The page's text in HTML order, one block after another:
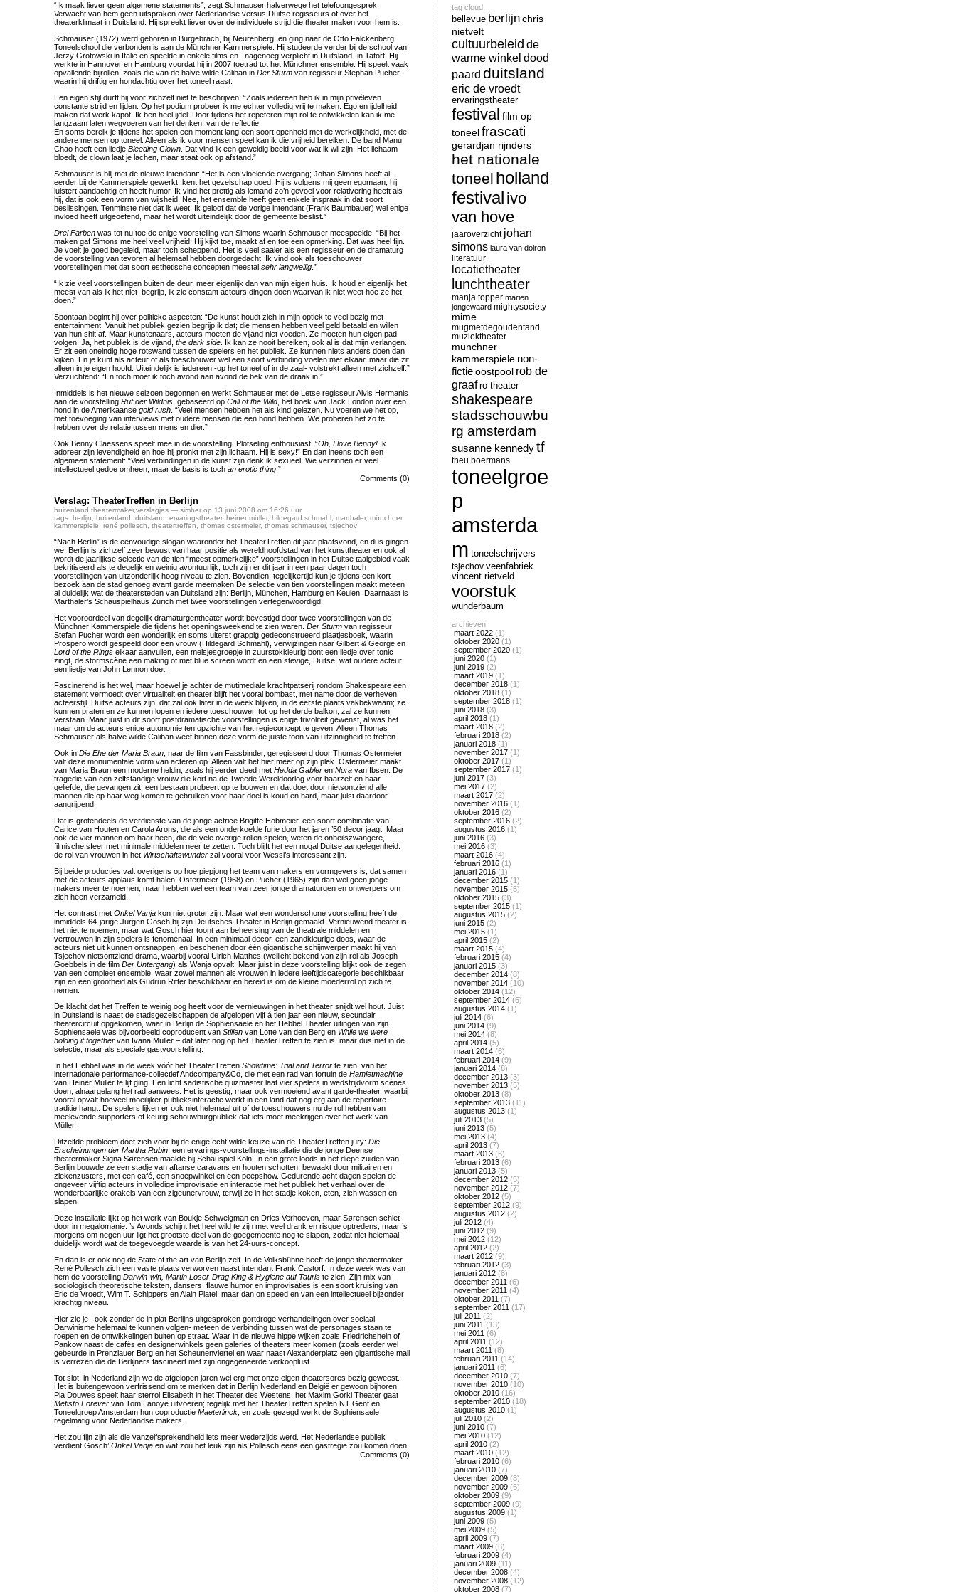
“Ik maak liever geen algemene statements”, zegt Schmauser halverwege het telefoongesprek.
Verwacht van hem geen uitspraken over Nederlandse versus Duitse regisseurs of over het
theaterklimaat in Duitsland. Hij spreekt liever over de individuele strijd die theater maken voor hem is.
Schmauser (1972) werd geboren in Burgebrach, bij Neurenberg, en ging naar de Otto Falckenberg
Toneelschool die verbonden is aan de Münchner Kammerspiele. Hij studeerde verder bij de school van
Jerzy Grotowski in Italië en speelde in enkele films en –nagenoeg verplicht in Duitsland- in Tatort. Hij
werkte in Hannover en Hamburg voordat hij in 2007 toetrad tot het Münchner ensemble. Hij speelt vaak
opvallende bijrollen, zoals die van de halve wilde Caliban in Der Sturm van regisseur Stephan Pucher,
waarin hij driftig en hondachtig over het toneel raast.
Een eigen stijl durft hij voor zichzelf niet te beschrijven: “Zoals iedereen heb ik in mijn privéleven
constante strijd en lijden. Op het podium probeer ik me echter volledig vrij te maken. Ego en ijdelheid
maken dat werk kapot. Ik ben heel ijdel. Door tijdens het repeteren mijn rol te ontwikkelen kan ik me
langzaam laten wegvoeren van het denken, van de reflectie.
En soms bereik je tijdens het spelen een moment lang een soort openheid met de werkelijkheid, met de
andere mensen op toneel. Alleen als ik voor mensen speel kan ik die vrijheid bereiken. De band Manu
Chao heeft een liedje Bleeding Clown . Dat vind ik een geweldig beeld voor wat ik wil zijn. Het lichaam
bloedt, de clown laat je lachen, maar staat ook op afstand.”
Schmauser is blij met de nieuwe intendant: “Het is een vloeiende overgang; Johan Simons heeft al
eerder bij de Kammerspiele gewerkt, kent het gezelschap goed. Hij is volgens mij geen egomaan, hij
luistert aandachtig en heeft humor. Ik vind het prettig als iemand zo’n gevoel voor relativering heeft als
hij, dat is ook een vorm van wijsheid. Nee, het ensemble heeft geen enkele inspraak in dat soort
beslissingen. Tenminste niet dat ik weet. Ik geloof dat de vorige intendant (Frank Baumbauer) wel enige
invloed heeft uitgeoefend, maar het wordt uiteindelijk door de gemeente beslist.”
Drei Farben was tot nu toe de enige voorstelling van Simons waarin Schmauser meespeelde. “Bij het
maken gaf Simons me heel veel vrijheid. Hij kijkt toe, maakt af en toe een opmerking. Dat was heel fijn.
Je voelt je goed begeleid, maar toch scheppend. Het is veel saaier als een regisseur en de dramaturg
de voorstelling van tevoren al helemaal hebben doorgedacht. Ik vind ook als toeschouwer
voorstellingen met dat soort esthetische concepten meestal sehr langweilig .”
“Ik zie veel voorstellingen buiten de deur, meer eigenlijk dan van mijn eigen huis. Ik houd er eigenlijk het
meest van als ik het niet begrijp, ik zie constant acteurs dingen doen waarvan ik niet weet hoe ze het
doen.”
Spontaan begint hij over politieke aspecten: “De kunst houdt zich in mijn optiek te veel bezig met
entertainment. Vanuit het publiek gezien begrijp ik dat; die mensen hebben veel geld betaald en willen
van hun shit af. Maar kunstenaars, acteurs moeten de vijand niet voeden. Ze moeten hun eigen pad
volgen. Ja, het publiek is de vijand, the dark side . Ik kan ze nooit bereiken, ook al is dat mijn verlangen.
Er zit een oneindig hoge rotswand tussen de spelers en het publiek. Ze kunnen niets anders doen dan
kijken. En je kunt als acteur of als toeschouwer wel een soort verbinding voelen met elkaar, maar die zit
alleen in je eigen hoofd. Uiteindelijk is iedereen -op het toneel of in de zaal- volstrekt alleen met zichzelf.”
Verzuchtend: “En toch moet ik toch avond aan avond de bek van de draak in.”
Inmiddels is het nieuwe seizoen begonnen en werkt Schmauser met de Letse regisseur Alvis Hermanis
aan de voorstelling Ruf der Wildnis , gebaseerd op Call of the Wild, het boek van Jack London over een
hond in de Amerikaanse gold rush . “Veel mensen hebben het als kind gelezen. Nu voeren we het op,
met toevoeging van interviews met oudere mensen die een hond hebben. We proberen het zo te
hebben over de relatie tussen mens en dier.”
Ook Benny Claessens speelt mee in de voorstelling. Plotseling enthousiast: “Oh, I love Benny! Ik
adoreer zijn levendigheid en hoe hij pronkt met zijn lichaam. Hij is sexy!” En dan ineens toch een
algemeen statement: “Veel verbindingen in de kunst zijn denk ik sexueel. We verzinnen er veel
intellectueel gedoe omheen, maar de basis is toch an erotic thing .”
Comments (0)
Verslag: TheaterTreffen in Berlijn
buitenland theatermaker,verslagjes — simber op 13 juni 2008 om 16:26 uur
tags: berlijn buitenland duitsland ervaringstheater, heiner müller, hildegard schmahl marthaler, münchner
kammerspiele
rené pollesch theatertreffen thomas ostermeier, thomas schmauser, tsjechov
“Nach Berlin” is de eenvoudige slogan waaronder het TheaterTreffen dit jaar plaatsvond, en dus gingen
we. Berlijn is zichzelf zeer bewust van haar positie als wereldhoofdstad van het kunsttheater en ook al
wordt de jaarlijkse selectie van de tien “meest opmerkelijke” voorstellingen in het Duitse taalgebied vaak
bekritiseerd als te degelijk en weinig avontuurlijk, toch zijn er dit jaar in een paar dagen toch
voorstellingen van uitzonderlijk hoog niveau te zien. Bovendien: tegelijkertijd kun je tijdens een kort
bezoek aan de stad genoeg avant garde meemaken.De selectie van tien voorstellingen maakt meteen
al duidelijk wat de theatersteden van Duitsland zijn: Berlijn, München, Hamburg en Keulen. Daarnaast is
Marthaler’s Schauspielhaus Zürich met twee voorstellingen vertegenwoordigd.
Het vooroordeel van degelijk dramaturgentheater wordt bevestigd door twee voorstellingen van de
Münchner Kammerspiele die tijdens het openingsweekend te zien waren. Der Sturm van regisseur
Stefan Pucher wordt een wonderlijk en soms uiterst grappig gedeconstrueerd plaatjesboek, waarin
Prospero wordt gespeeld door een vrouw (Hildegard Schmahl), verwijzingen naar Gilbert & George en
Lord of the Rings elkaar aanvullen, een meisjesgroepje in zuurstokkleurig bont een liedje over tonic
zingt, de stormscène een making of met blue screen wordt en een stevige, Duitse, wat oudere acteur
een liedje van John Lennon doet.
Fascinerend is het wel, maar hoewel je achter de mutimediale krachtpatserij rondom Shakespeare een
statement vermoedt over virtualiteit en theater blijft het vooral bombast, met name door de verheven
acteerstijl. Duitse acteurs zijn, dat zal ook later in de week blijken, in de eerste plaats vakbekwaam; ze
kunnen praten en ze kunnen lopen en iedere toeschouwer, tot op het derde balkon, zal ze kunnen
verstaan. Maar juist in dit soort postdramatische voorstellingen is enige frivoliteit gewenst, al was het
maar om de acteurs enige autonomie ten opzichte van het regieconcept te geven. Alleen Thomas
Schmauser als halve wilde Caliban weet binnen deze vorm de juiste toon van uitzinnigheid te treffen.
Ook in Die Ehe der Maria Braun , naar de film van Fassbinder, geregisseerd door Thomas Ostermeier
valt deze monumentale vorm van acteren op. Alleen valt het hier meer op zijn plek. Ostermeier maakt
van Maria Braun een moderne heldin, zoals hij eerder deed met Hedda Gabler en Nora van Ibsen. De
tragedie van een zelfstandige vrouw die kort na de Tweede Wereldoorlog voor haarzelf en haar
geliefde, die gevangen zit, een bestaan probeert op te bouwen en dat doet door nietsontziend alle
mannen die op haar weg komen te gebruiken voor haar doel is koud en hard, maar juist daardoor
aangrijpend.
Dat is grotendeels de verdienste van de jonge actrice Brigitte Hobmeier, een soort combinatie van
Carice van Houten en Carola Arons, die als een onderkoelde furie door het jaren ’50 decor jaagt. Maar
ook de vier mannen om haar heen, die de vele overige rollen spelen, weten de onheilszwangere,
filmische sfeer met minimale middelen neer te zetten. Toch blijft het een nogal Duitse aangelegenheid:
de rol van vrouwen in het Wirtschaftswunder zal vooral voor Wessi’s interessant zijn.
Bij beide producties valt overigens op hoe piepjong het team van makers en vormgevers is, dat samen
met de acteurs applaus komt halen. Ostermeier (1968) en Pucher (1965) zijn dan wel geen jonge
makers meer te noemen, maar hebben wel een team van zeer jonge dramaturgen en ontwerpers om
zich heen verzameld.
Het contrast met Onkel Vanja kon niet groter zijn. Maar wat een wonderschone voorstelling heeft de
inmiddels 64-jarige Jürgen Gosch bij zijn Deutsches Theater in Berlijn gemaakt. Vernieuwend theater is
het niet te noemen, maar wat Gosch hier toont aan beheersing van de theatrale middelen en
vertrouwen in zijn spelers is fenomenaal. In een minimaal decor, een zandkleurige doos, waar de
acteurs niet uit kunnen ontsnappen, en beschenen door één gigantische schijnwerper maakt hij van
Tsjechov nietsontziend drama, waarbij vooral Ulrich Matthes (wellicht bekend van zijn rol als Joseph
Goebbels in de film Der Untergang) als Wanja opvalt. Maar juist in deze voorstelling blijkt ook de zegen
van een compleet ensemble, waar zowel mannen als vrouwen in iedere leeftijdscategorie beschikbaar
zijn en een grootheid als Gudrun Ritter beschikbaar en bereid is om de kleine moederrol op zich te
nemen.
De klacht dat het Treffen te weinig oog heeft voor de vernieuwingen in het theater snijdt wel hout. Juist
in Duitsland is naast de stadsgezelschappen de afgelopen vijf á tien jaar een nieuw, secundair
theatercircuit opgekomen, waar in Berlijn de Sophiensaele en het Hebbel Theater uitingen van zijn.
Sophiensaele was bijvoorbeeld coproducent van Stillen van Lotte van den Berg en While we were
holding it together van Ivana Müller – dat later nog op het TheaterTreffen te zien is; maar dus niet in de
selectie, maar als speciale gastvoorstelling.
In het Hebbel was in de week vóór het TheaterTreffen Showtime: Trial and Terror te zien, van het
internationale performance-collectief Andcompany&Co, die met een rad van fortuin de Hamletmachine
van Heiner Müller te lijf ging. Een licht sadistische quizmaster laat vier spelers in wedstrijdvorm scènes
doen, alnaargelang het rad aanwees. Het is geestig, maar ook vermoeiend avant garde-theater, waarbij
vooral opvalt hoeveel moeilijker publieksinteractie werkt in een land dat nog erg aan de repertoire-
traditie hangt. De spelers lijken er ook niet helemaal uit of de toeschouwers nu de rol hebben van
meelevende supporters of keurig schouwburgpubliek dat iets moet meekrijgen over het werk van
Müller.
Ditzelfde probleem doet zich voor bij de enige echt wilde keuze van de TheaterTreffen jury: Die
Erscheinungen der Martha Rubin , een ervarings-voorstellings-installatie die de jonge Deense
theatermaker Signa Sørensen maakte bij Schauspiel Köln. In een grote loods in het diepe zuiden van
Berlijn bouwde ze een stadje van aftanse caravans en houten schotten, bewaakt door militairen en
ziekenzusters, met een café, een snoepwinkel en een peepshow. Gedurende acht dagen spelen de
ongeveer vijftig acteurs in volledige improvisatie en interactie met het publiek het verhaal over de
wonderbaarlijke orakels van een zigeunervrouw, terwijl ze in het stadje koken, eten, zich wassen en
slapen.
Deze installatie lijkt op het werk van Boukje Schweigman en Dries Verhoeven, maar Sørensen schiet
door in megalomanie. ’s Avonds schijnt het heel wild te zijn met veel drank en risque optredens, maar ’s
morgens om negen uur ligt het grootste deel van de goegemeente nog te slapen, zodat niet helemaal
duidelijk wordt wat de toegevoegde waarde is van het 24-uurs-concept.
En dan is er ook nog de State of the art van Berlijn zelf. In de Volksbühne heeft de jonge theatermaker
René Pollesch zich een vaste plaats verworven naast intendant Frank Castorf. In deze week was van
hem de voorstelling Darwin-win, Martin Loser-Drag King & Hygiene auf Tauris te zien. Zijn mix van
sociologisch theoretische teksten, dansers, flauwe humor en improvisaties is een soort kruising van
Eric de Vroedt, Wim T. Schippers en Alain Platel, maar dan on speed en van een intellectueel bijzonder
krachtig niveau.
Hier zie je –ook zonder de in plat Berlijns uitgesproken gortdroge verhandelingen over sociaal
Darwinisme helemaal te kunnen volgen- meteen de verbinding tussen wat de personages staan te
roepen en de ontwikkelingen buiten op straat. Waar in de nieuwe hippe wijken zoals Friedrichshein of
Pankow naast de cafés en designerwinkels geen galeries of theaters meer komen (zoals eerder wel
gebeurde in Prenzlauer Berg en het Scheunenviertel en waar naast Alexanderplatz een gigantische mall
is verrezen die de Berlijners fascineert met zijn ongegeneerde verkooplust.
Tot slot: in Nederland zijn we de afgelopen jaren wel erg met onze eigen theatersores bezig geweest.
Het is buitengewoon verfrissend om te merken dat in Berlijn Nederland en België er gewoon bijhoren:
Pia Douwes speelt haar sterrol Elisabeth in het Theater des Westens; het Maxim Gorki Theater gaat
Mefisto Forever van Tom Lanoye uitvoeren; tegelijk met het TheaterTreffen spelen NT Gent en
Toneelgroep Amsterdam hun coproductie Maeterlinck; en zoals gezegd werkt de Sophiensaele
regelmatig voor Nederlandse makers.
Het zou fijn zijn als die vanzelfsprekendheid iets meer wederzijds werd. Het Nederlandse publiek
verdient Gosch’ Onkel Vanja en wat zou het leuk zijn als Pollesch eens een gastregie zou komen doen.
Comments (0)
tag cloud
bellevue berlijnchris
nietvelt
cultuurbeleid de
warme winkel dood
paard duitsland
eric de vroedt
ervaringstheater
festival film op
toneelfrascati
gerardjan rijnders
het nationale
toneel holland
festival ivo
van hove
jaaroverzicht johan
simons laura van dolron
literatuur
locatietheater
lunchtheater
manja topper marien
jongewaard mightysociety
mime
mugmetdegoudentand
muziektheater
münchner
kammerspiele non-
fictieoostpool rob de
graaf ro theater
shakespeare
stadsschouwbu
rg amsterdam
susanne kennedytf
theu boermans
toneelgroe
p
amsterda
m toneelschrijvers
tsjechov veenfabriek
vincent rietveld
voorstuk
wunderbaum
archieven
maart 2022 (1)
oktober 2020 (1)
september 2020 (1)
juni 2020 (1)
juni 2019 (2)
maart 2019 (1)
december 2018 (1)
oktober 2018 (1)
september 2018 (1)
juni 2018 (3)
april 2018 (1)
maart 2018 (2)
februari 2018 (2)
januari 2018 (1)
november 2017 (1)
oktober 2017 (1)
september 2017 (1)
juni 2017 (3)
mei 2017 (2)
maart 2017 (2)
november 2016 (1)
oktober 2016 (2)
september 2016 (2)
augustus 2016 (1)
juni 2016 (3)
mei 2016 (3)
maart 2016 (4)
februari 2016 (1)
januari 2016 (1)
december 2015 (1)
november 2015 (5)
oktober 2015 (3)
september 2015 (1)
augustus 2015 (2)
juni 2015 (2)
mei 2015 (1)
april 2015 (2)
maart 2015 (4)
februari 2015 (4)
januari 2015 (3)
december 2014 (8)
november 2014 (10)
oktober 2014 (12)
september 2014 (6)
augustus 2014 (1)
juli 2014 (6)
juni 2014 (9)
mei 2014 (8)
april 2014 (5)
maart 2014 (6)
februari 2014 (9)
januari 2014 (8)
december 2013 (3)
november 2013 (5)
oktober 2013 (8)
september 2013 (11)
augustus 2013 (1)
juli 2013 (5)
juni 2013 (5)
mei 2013 (4)
april 2013 (7)
maart 2013 (6)
februari 2013 (6)
januari 2013 (5)
december 2012 (5)
november 2012 (7)
oktober 2012 (5)
september 2012 (9)
augustus 2012 (2)
juli 2012 (4)
juni 2012 (9)
mei 2012 (12)
april 2012 (2)
maart 2012 (9)
februari 2012 (3)
januari 2012 (8)
december 2011 (6)
november 2011 (4)
oktober 2011 (7)
september 2011 (17)
juli 2011 (2)
juni 2011 (13)
mei 2011 (6)
april 2011 (12)
maart 2011 (8)
februari 2011 (14)
januari 2011 (6)
december 2010 (7)
november 2010 (10)
oktober 2010 (16)
september 2010 (18)
augustus 2010 (1)
juli 2010 (2)
juni 2010 (7)
mei 2010 (12)
april 2010 (2)
maart 2010 (12)
februari 2010 (6)
januari 2010 (7)
december 2009 (8)
november 2009 (6)
oktober 2009 (9)
september 2009 (9)
augustus 2009 (1)
juni 2009 (5)
mei 2009 (5)
april 2009 (7)
maart 2009 (6)
februari 2009 (4)
januari 2009 (11)
december 2008 (4)
november 2008 (12)
oktober 2008 (7)